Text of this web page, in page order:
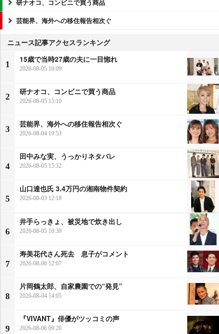
研ナオコ、コンビニで買う商品
芸能界、海外への移住報告相次ぐ
ニュース記事アクセスランキング
1
15歳で当時27歳の夫に一目惚れ
2026-08-05 16:09
2
研ナオコ、コンビニで買う商品
2026-08-05 15:10
3
芸能界、海外への移住報告相次ぐ
2026-08-04 19:53
4
田中みな実、うっかりネタバレ
2026-08-05 15:32
5
山口達也氏 3.4万円の湘南物件契約
2026-08-03 12:18
6
井手らっきょ、被災地で炊き出し
2026-08-05 10:39
7
寿美花代さん死去 息子がコメント
2026-08-06 12:07
8
片岡鶴太郎、自家農園での“発見”
2026-08-04 14:05
9
『VIVANT』俳優がツッコミの声
2026-08-06 09:20